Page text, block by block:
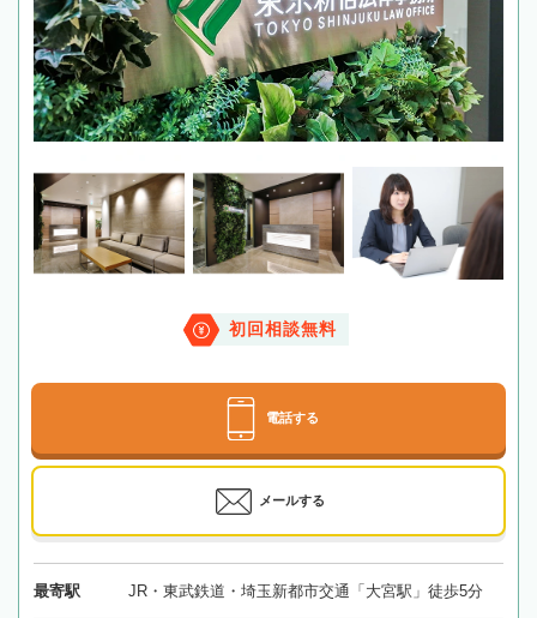
初回相談無料
電話する
メールする
最寄駅 JR・東武鉄道・埼玉新都市交通「大宮駅」徒歩5分